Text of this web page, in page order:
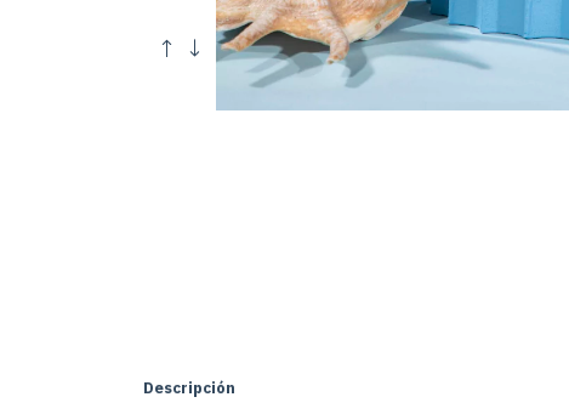
Descripción